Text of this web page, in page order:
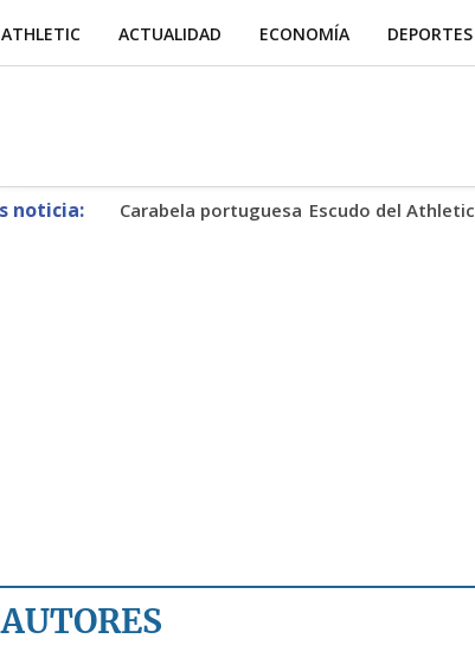
Carabela portuguesa Escudo del Athletic
ATHLETIC ACTUALIDAD ECONOMÍA DEPORTES
AUTORES